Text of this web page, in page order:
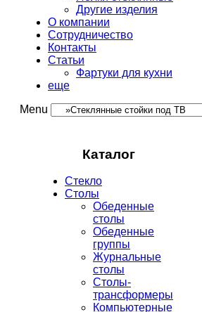
Другие изделия
О компании
Сотрудничество
Контакты
Статьи
Фартуки для кухни
еще
Menu
Каталог
Стекло
Столы
Обеденные
столы
Обеденные
группы
Журнальные
столы
Столы-
трансформеры
Компьютерные